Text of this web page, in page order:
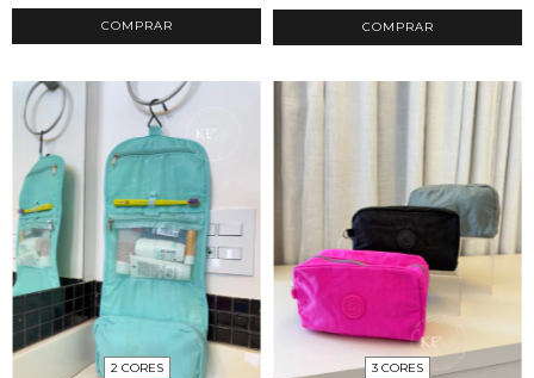
COMPRAR
2 CORES 3 CORES